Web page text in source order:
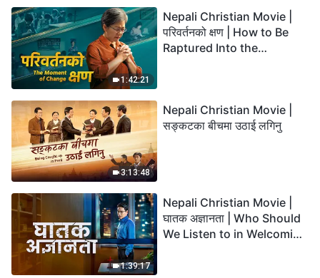
1:42:21
Nepali Christian Movie |
परिवर्तनको क्षण | How to Be
Raptured Into the
3:13:48
Nepali Christian Movie |
सङ्कटका बीचमा उठाई लगिनु
1:39:17
Nepali Christian Movie |
घातक अज्ञानता | Who Should
We Listen to in Welcoming